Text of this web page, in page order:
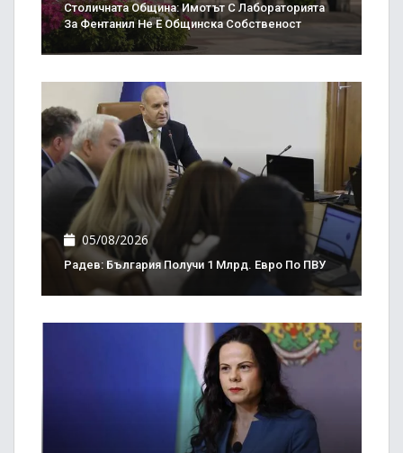
Столичната Община: Имотът С Лабораторията
За Фентанил Не Е Общинска Собственост
05/08/2026
Радев: България Получи 1 Млрд. Евро По ПВУ